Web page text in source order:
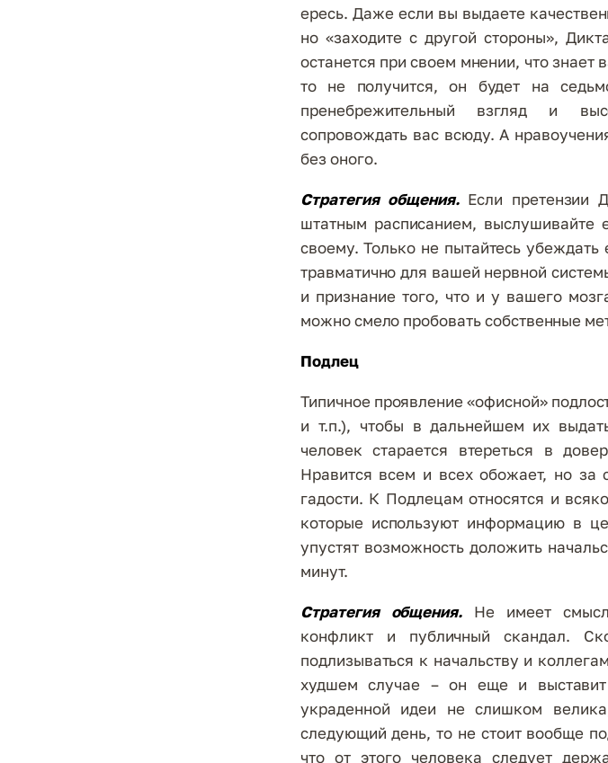
ересь. Даже если вы выдаете
но «заходите с другой стороны»,
останется при своем мнении, что знает
то не получится, он будет на
пренебрежительный взгляд и
сопровождать вас всюду. А
без оного.
Стратегия общения.Если претензии
штатным расписанием,
своему. Только не пытайтесь убеждать
травматично для вашей нервной
и признание того, что и у вашего
можно смело пробовать собственные
Подлец
Типичное проявление «офисной»
и т.п.), чтобы в дальнейшем их
человек старается втереться в
Нравится всем и всех обожает, но за
гадости. К Подлецам относятся и
которые используют информацию в
упустят возможность доложить
минут.
Стратегия общения. Не имеет
конфликт и публичный скандал.
подлизываться к начальству и
худшем случае – он еще и
украденной идеи не слишком
следующий день, то не стоит вообще
что от этого человека следует